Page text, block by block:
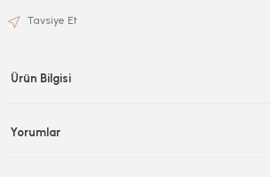
Tavsiye Et
Ürün Bilgisi
Yorumlar